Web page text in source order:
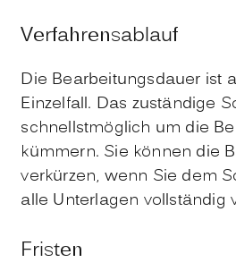
Verfahrensablauf
Die Bearbeitungsdauer ist
Einzelfall. Das zuständige
schnellstmöglich um die
kümmern. Sie können die
verkürzen, wenn Sie dem
alle Unterlagen vollständig
Fristen